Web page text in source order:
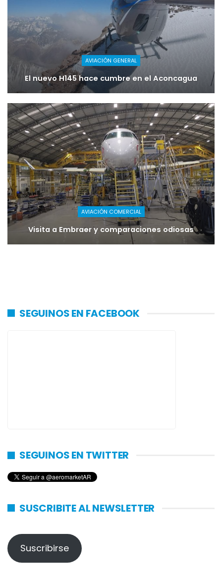
AVIACIÓN GENERAL
El nuevo H145 hace cumbre en el Aconcagua
AVIACIÓN COMERCIAL
Visita a Embraer y comparaciones odiosas
SEGUINOS EN FACEBOOK
SEGUINOS EN TWITTER
SUSCRIBITE AL NEWSLETTER
Suscribirse